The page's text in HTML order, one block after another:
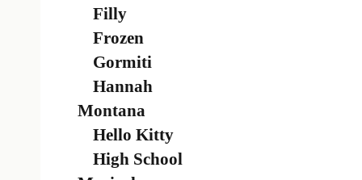
Filly
Frozen
Gormiti
Hannah
Montana
Hello Kitty
High School